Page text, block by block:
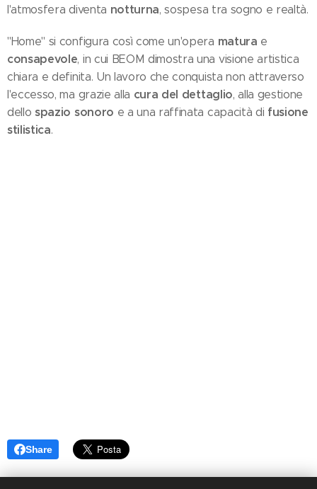
l'atmosfera diventa notturna, sospesa tra sogno e realtà.
"Home" si configura così come un'opera matura e
consapevole, in cui BEOM dimostra una visione artistica
chiara e definita. Un lavoro che conquista non attraverso
l'eccesso, ma grazie alla cura del dettaglio, alla gestione
dellospazio sonoro e a una raffinata capacità di fusione
stilistica.
Share